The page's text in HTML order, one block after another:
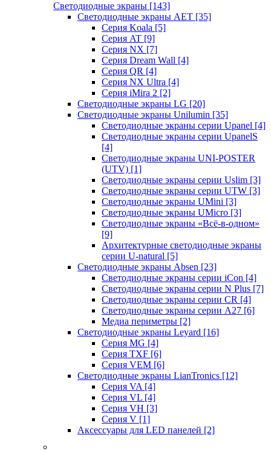
Светодиодные экраны [143]
Светодиодные экраны AET [35]
Cерия Koala [5]
Серия AT [9]
Серия NX [7]
Серия Dream Wall [4]
Серия QR [4]
Серия NX Ultra [4]
Серия iMira 2 [2]
Светодиодные экраны LG [20]
Светодиодные экраны Unilumin [35]
Светодиодные экраны серии Upanel [4]
Светодиодные экраны серии UpanelS
[4]
Светодиодные экраны UNI-POSTER
(UTV) [1]
Светодиодные экраны серии Uslim [3]
Светодиодные экраны серии UTW [3]
Светодиодные экраны UMini [3]
Светодиодные экраны UMicro [3]
Светодиодные экраны «Всё-в-одном»
[9]
Архитектурные светодиодные экраны
серии U-natural [5]
Светодиодные экраны Absen [23]
Светодиодные экраны серии iCon [4]
Светодиодные экраны серии N Plus [7]
Светодиодные экраны серии CR [4]
Светодиодные экраны серии А27 [6]
Медиа периметры [2]
Светодиодные экраны Leyard [16]
Серия MG [4]
Серия TXF [6]
Серия VEM [6]
Светодиодные экраны LianTronics [12]
Серия VA [4]
Серия VL [4]
Серия VH [3]
Серия V [1]
Аксессуары для LED панелей [2]